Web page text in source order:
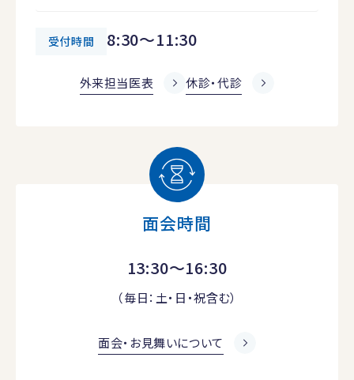
受付時間 8:30～11:30
外来担当医表 休診・代診
面会時間
13:30～16:30
（毎日：土・日・祝含む）
面会・お見舞いについて